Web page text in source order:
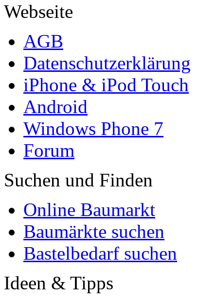
Webseite
AGB
Datenschutzerklärung
iPhone & iPod Touch
Android
Windows Phone 7
Forum
Suchen und Finden
Online Baumarkt
Baumärkte suchen
Bastelbedarf suchen
Ideen & Tipps